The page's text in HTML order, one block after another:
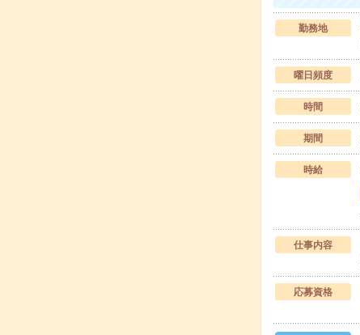
勤務地
曜日頻度
時間
期間
時給
仕事内容
応募資格